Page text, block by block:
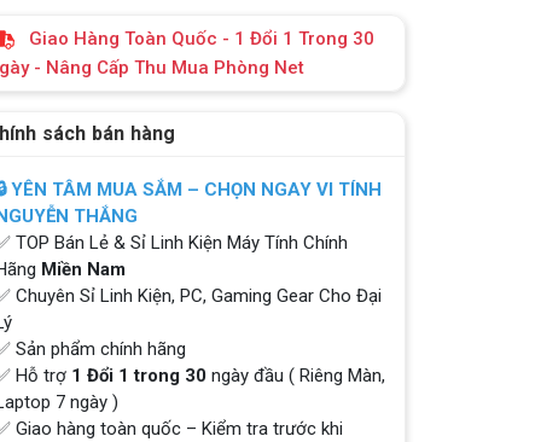
Giao Hàng Toàn Quốc - 1 Đổi 1 Trong 30
- Nâng Cấp Thu Mua Phòng Net
sách bán hàng
YÊN TÂM MUA SẮM – CHỌN NGAY VI TÍNH
THẮNG
TOP Bán Lẻ & Sỉ Linh Kiện Máy Tính Chính
Miền Nam
Chuyên Sỉ Linh Kiện, PC, Gaming Gear Cho Đại
Sản phẩm chính hãng
Hỗ trợ 1 Đổi 1 trong 30 ngày đầu ( Riêng Màn,
7 ngày )
Giao hàng toàn quốc – Kiểm tra trước khi